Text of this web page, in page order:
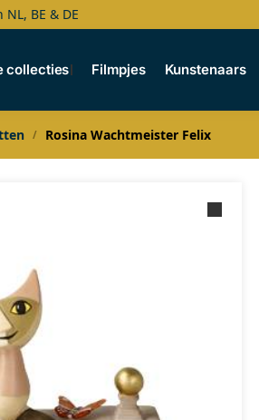
BE & DE
collecties Filmpjes Kunstenaars
/ Rosina Wachtmeister Felix